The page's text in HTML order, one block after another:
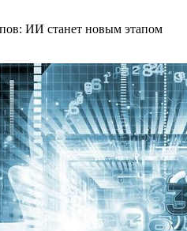
ИИ станет новым этапом